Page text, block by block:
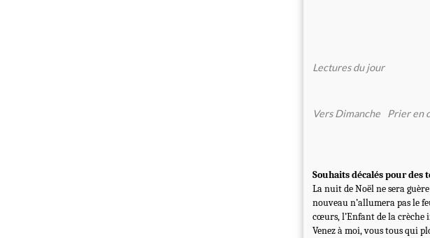
Lectures du jour
Vers Dimanche Prier en
Souhaits décalés pour des
La nuit de Noël ne sera
nouveau n’allumera pas le
cœurs, l’Enfant de la crèche
Venez à moi, vous tous qui